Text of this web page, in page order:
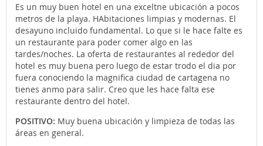
Es un muy buen hotel en una exceltne ubicación a pocos
metros de la playa. HAbitaciones limpias y modernas. El
desayuno incluido fundamental. Lo que si le hace falte es
un restaurante para poder comer algo en las
tardes/noches. La oferta de restaurantes al rededor del
hotel es muy buena pero luego de estar trodo el dia por
fuera conociendo la magnifica ciudad de cartagena no
tienes anmo para salir. Creo que les hace falta ese
restaurante dentro del hotel.
POSITIVO: Muy buena ubicación y limpieza de todas las
áreas en general.